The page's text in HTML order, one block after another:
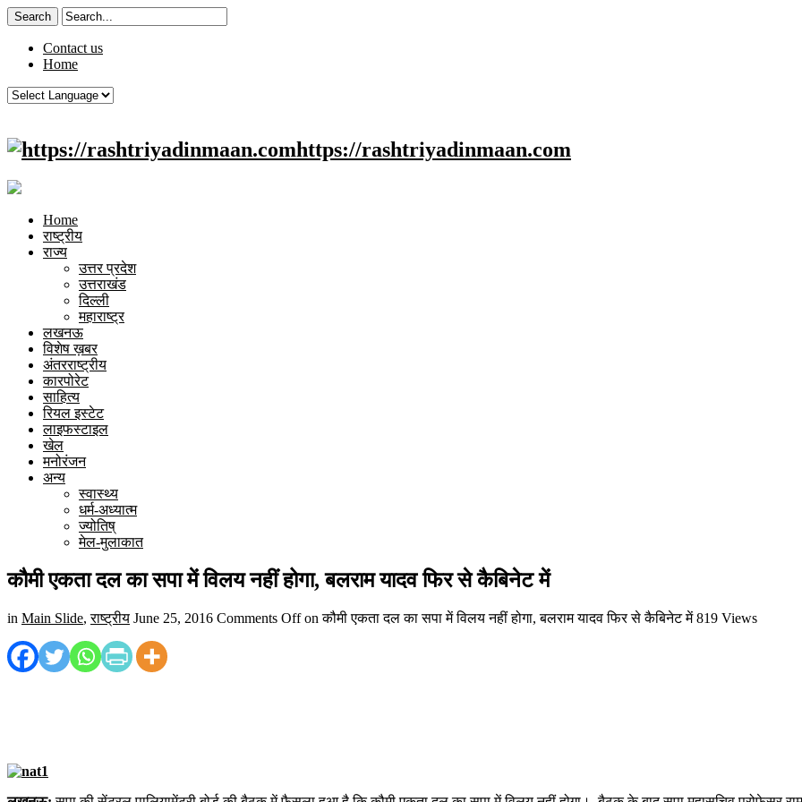
Contact us
Home
https://rashtriyadinmaan.com
Home
राष्ट्रीय
राज्य
उत्तर प्रदेश
उत्तराखंड
दिल्ली
महाराष्ट्र
लखनऊ
विशेष ख़बर
अंतरराष्ट्रीय
कारपोरेट
साहित्य
रियल इस्टेट
लाइफस्टाइल
खेल
मनोरंजन
अन्य
स्वास्थ्य
धर्म-अध्यात्म
ज्योतिष्
मेल-मुलाकात
कौमी एकता दल का सपा में विलय नहीं होगा, बलराम यादव फिर से कैबिनेट में
in Main Slide,राष्ट्रीय June 25, 2016 Comments Offon कौमी एकता दल का सपा में विलय नहीं होगा, बलराम यादव फिर से कैबिनेट में 819 Views